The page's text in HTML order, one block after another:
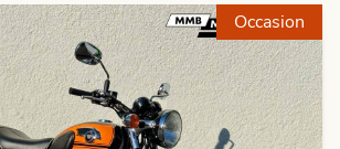
Occasion